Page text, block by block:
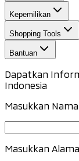
Kepemilikan
Shopping Tools
Bantuan
Dapatkan
Indonesia
Masukkan
Masukkan